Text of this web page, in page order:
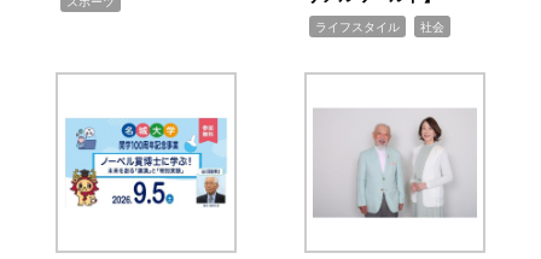
ライフスタイル 社会